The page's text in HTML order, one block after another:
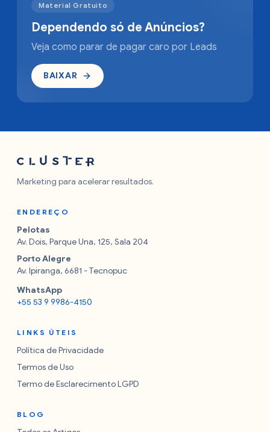
Material Gratuito
Dependendo só de Anúncios?
Veja como parar de pagar caro por Leads
BAIXAR
Marketing para acelerar resultados.
ENDEREÇO
Pelotas
Av. Dois, Parque Una, 125, Sala 204
Porto Alegre
Av. Ipiranga, 6681 - Tecnopuc
WhatsApp
+55 53 9 9986-4150
LINKS ÚTEIS
Política de Privacidade
Termos de Uso
Termo de Esclarecimento LGPD
BLOG